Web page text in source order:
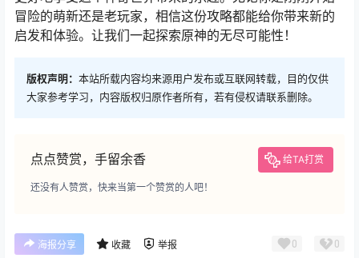
冒险的萌新还是老玩家，相信这份攻略都能给你带来新的
启发和体验。让我们一起探索原神的无尽可能性！
版权声明： 本站所载内容均来源用户发布或互联网转载，目的仅供
大家参考学习，内容版权归原作者所有，若有侵权请联系删除。
点点赞赏，手留余香 给TA打赏
还没有人赞赏，快来当第一个赞赏的人吧！
海报分享 收藏 举报 0 0